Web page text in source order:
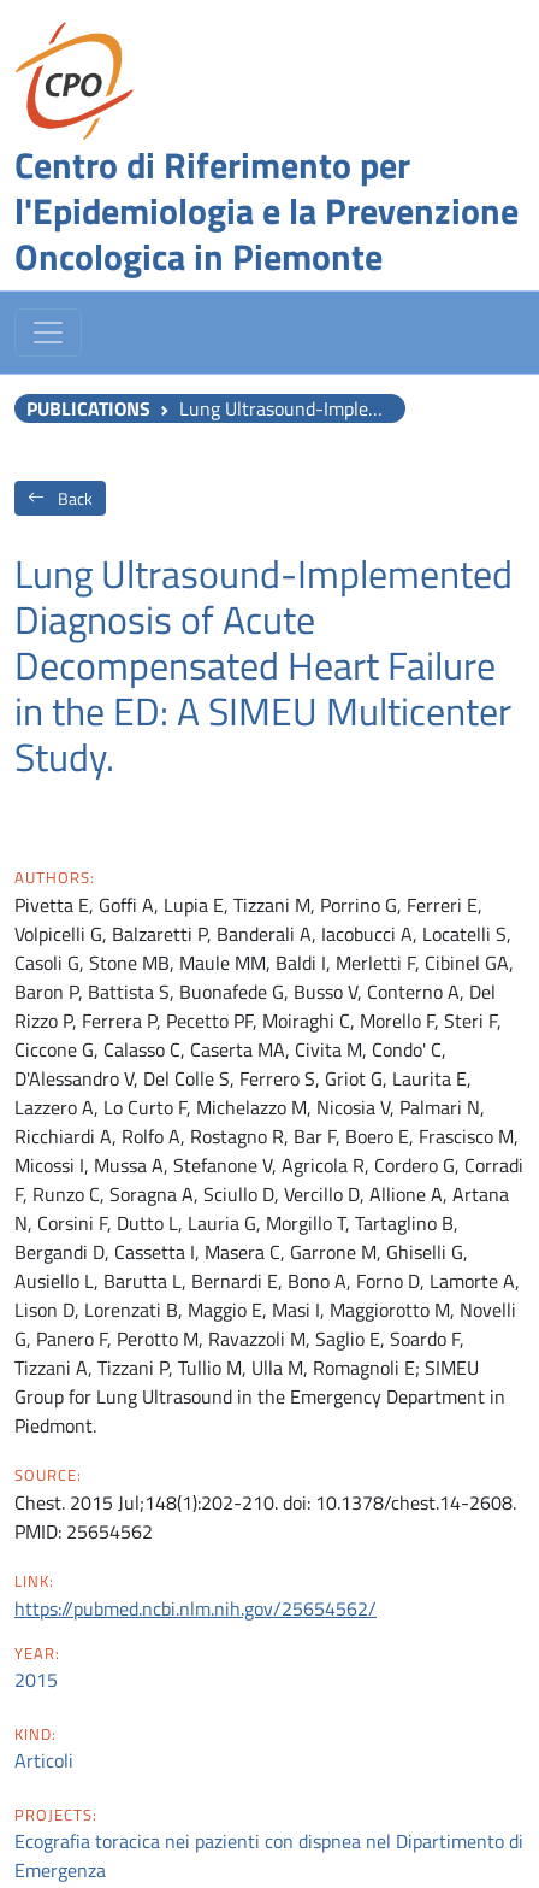
Centro di Riferimento per
l'Epidemiologia e la Prevenzione
Oncologica in Piemonte
PUBLICATIONS Lung Ultrasound-Implemented Diagnosis of Acute Decompensated Heart Failure in the ED: A SIMEU Multicenter Study.
Back
Lung Ultrasound-Implemented
Diagnosis of Acute
Decompensated Heart Failure
in the ED: A SIMEU Multicenter
Study.
AUTHORS:
Pivetta E, Goffi A, Lupia E, Tizzani M, Porrino G, Ferreri E,
Volpicelli G, Balzaretti P, Banderali A, Iacobucci A, Locatelli S,
Casoli G, Stone MB, Maule MM, Baldi I, Merletti F, Cibinel GA,
Baron P, Battista S, Buonafede G, Busso V, Conterno A, Del
Rizzo P, Ferrera P, Pecetto PF, Moiraghi C, Morello F, Steri F,
Ciccone G, Calasso C, Caserta MA, Civita M, Condo' C,
D'Alessandro V, Del Colle S, Ferrero S, Griot G, Laurita E,
Lazzero A, Lo Curto F, Michelazzo M, Nicosia V, Palmari N,
Ricchiardi A, Rolfo A, Rostagno R, Bar F, Boero E, Frascisco M,
Micossi I, Mussa A, Stefanone V, Agricola R, Cordero G, Corradi
F, Runzo C, Soragna A, Sciullo D, Vercillo D, Allione A, Artana
N, Corsini F, Dutto L, Lauria G, Morgillo T, Tartaglino B,
Bergandi D, Cassetta I, Masera C, Garrone M, Ghiselli G,
Ausiello L, Barutta L, Bernardi E, Bono A, Forno D, Lamorte A,
Lison D, Lorenzati B, Maggio E, Masi I, Maggiorotto M, Novelli
G, Panero F, Perotto M, Ravazzoli M, Saglio E, Soardo F,
Tizzani A, Tizzani P, Tullio M, Ulla M, Romagnoli E; SIMEU
Group for Lung Ultrasound in the Emergency Department in
Piedmont.
SOURCE:
Chest. 2015 Jul;148(1):202-210. doi: 10.1378/chest.14-2608.
PMID: 25654562
LINK:
https://pubmed.ncbi.nlm.nih.gov/25654562/
YEAR:
2015
KIND:
Articoli
PROJECTS:
Ecografia toracica nei pazienti con dispnea nel Dipartimento di
Emergenza